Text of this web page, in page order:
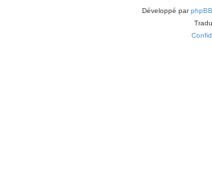
Développé parphpBB